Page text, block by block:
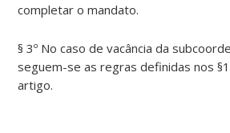
completar o mandato.
§ 3º No caso de vacância da
seguem-se as regras definidas nos
artigo.